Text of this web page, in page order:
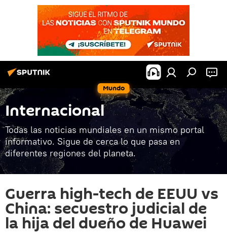
Mundo
Internacional
Todas las noticias mundiales en un mismo portal
informativo. Sigue de cerca lo que pasa en
diferentes regiones del planeta.
Guerra high-tech de EEUU vs
China: secuestro judicial de
la hija del dueño de Huawei